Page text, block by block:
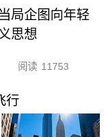
局企图向年轻
思想
阅读 11753
行